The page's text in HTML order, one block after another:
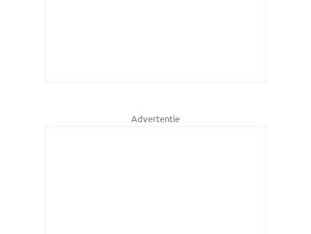
Advertentie